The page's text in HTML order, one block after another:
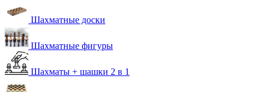
Шахматные доски
Шахматные фигуры
Шахматы + шашки 2 в 1